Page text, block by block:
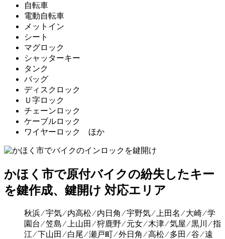
自転車
電動自転車
メットイン
シート
マグロック
シャッターキー
タンク
バッグ
ディスクロック
Ｕ字ロック
チェーンロック
ケーブルロック
ワイヤーロック ほか
かほく市で原付バイクの紛失したキー
を鍵作成、鍵開け 対応エリア
秋浜 ⁄ 宇気 ⁄ 内高松 ⁄ 内日角 ⁄ 宇野気 ⁄ 上田名 ⁄ 大崎 ⁄ 学
園台 ⁄ 笠島 ⁄ 上山田 ⁄ 狩鹿野 ⁄ 元女 ⁄ 木津 ⁄ 気屋 ⁄ 黒川 ⁄ 指
江 ⁄ 下山田 ⁄ 白尾 ⁄ 瀬戸町 ⁄ 外日角 ⁄ 高松 ⁄ 多田 ⁄ 谷 ⁄ 遠